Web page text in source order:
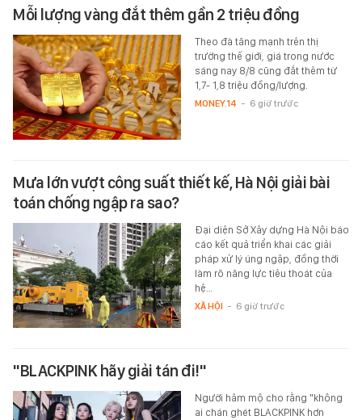
Mỗi lượng vàng đắt thêm gần 2 triệu đồng
Theo đà tăng mạnh trên thị
trường thế giới, giá trong nước
sáng nay 8/8 cũng đắt thêm từ
1,7- 1,8 triệu đồng/lượng.
MONEY.14 - 6 giờ trước
Mưa lớn vượt công suất thiết kế, Hà Nội giải bài
toán chống ngập ra sao?
Đại diện Sở Xây dựng Hà Nội báo
cáo kết quả triển khai các giải
pháp xử lý úng ngập, đồng thời
làm rõ năng lực tiêu thoát của
hệ…
XÃ HỘI - 6 giờ trước
"BLACKPINK hãy giải tán đi!"
Người hâm mộ cho rằng "không
ai chán ghét BLACKPINK hơn